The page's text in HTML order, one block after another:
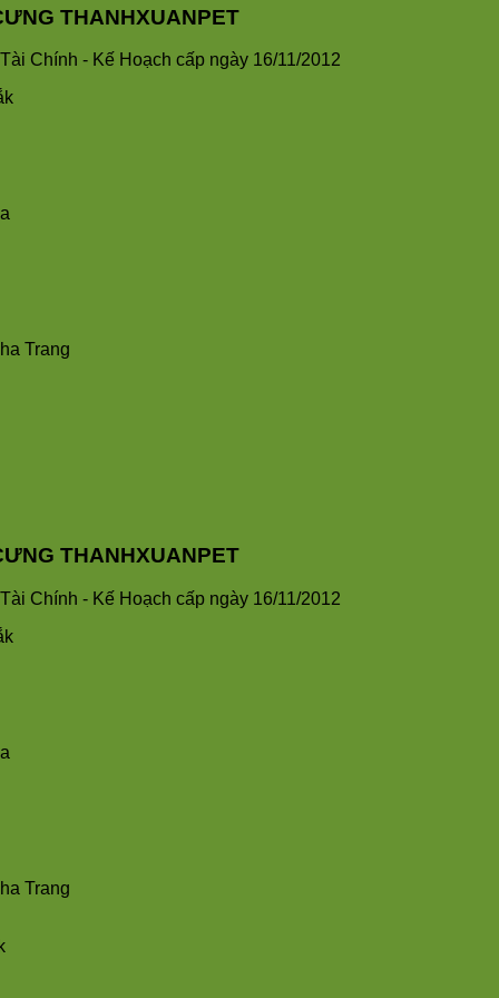
THANHXUANPET
Chính - Kế Hoạch cấp ngày 16/11/2012
Trang
THANHXUANPET
Chính - Kế Hoạch cấp ngày 16/11/2012
Trang